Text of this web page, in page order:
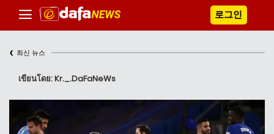
로그인
‹ 최신 뉴스
เขียนโดย: Kr._.DaFaNeWs